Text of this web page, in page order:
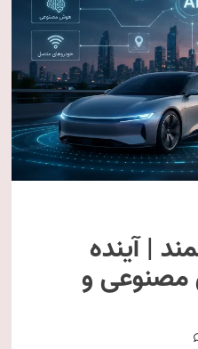
| آینده
مصنوعی و